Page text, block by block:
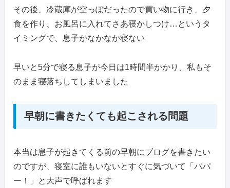
その後、冷蔵庫が空っぽだったので買い物に行き、夕
食を作り、お風呂に入れてさあ寝かしつけ…というタ
イミングで、息子がなかなか寝ない
早いと5分で寝る息子が今日は1時間半かかり、私もそ
のまま寝落ちしてしまいました
早朝に書きたくても起こされる問題
本当は息子が起きてくる前の早朝にブログを書きたい
のですが、寝室に誰もいないとすぐに気づいて「パパ
ー！」と大声で呼ばれます